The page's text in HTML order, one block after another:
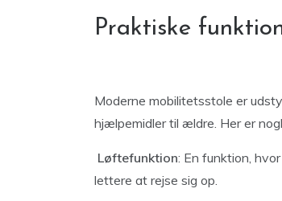
Praktiske
Moderne mobilitetsstole er
hjælpemidler til ældre. Her er
Løftefunktion: En funktion,
lettere at rejse sig op.